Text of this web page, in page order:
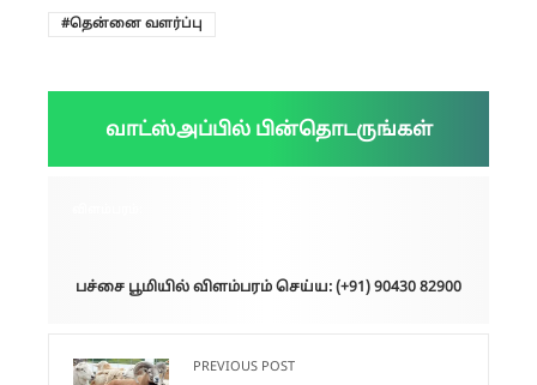
தென்னை வளர்ப்பு
வாட்ஸ்அப்பில் பின்தொடருங்கள்
பச்சை பூமியில் விளம்பரம் செய்ய: (+91) 90430 82900
PREVIOUS POST